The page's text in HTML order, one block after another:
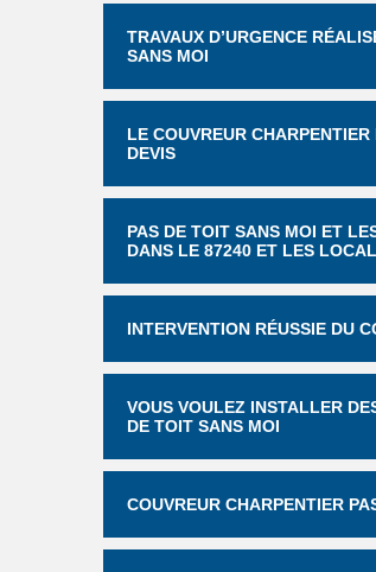
TRAVAUX D’URGENCE
SANS MOI
LE COUVREUR
DEVIS
PAS DE TOIT SANS MOI ET
DANS LE 87240 ET LES
INTERVENTION RÉUSSIE DU
VOUS VOULEZ INSTALLER
DE TOIT SANS MOI
COUVREUR CHARPENTIER